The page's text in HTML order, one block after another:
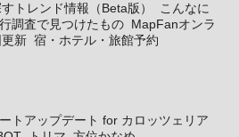
トレンド情報（Beta版）
こんなに
調査で見つけたもの MapFanオンラ
新 宿・ホテル・旅館予約
トアップデート for カロッツェリア